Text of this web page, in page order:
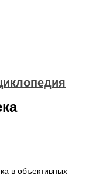
в объективных